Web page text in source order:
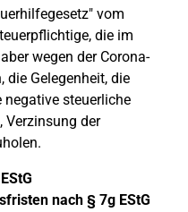
vom
die im
wegen der Corona-
die Gelegenheit, die
steuerliche
Verzinsung der
nach § 7g EStG